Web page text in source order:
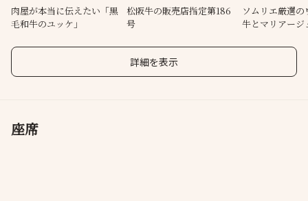
肉屋が本当に伝えたい「黒
毛和牛のユッケ」
松阪牛の販売店指定第186
号
ソムリエ厳選
牛とマリアージ
詳細を表示
座席